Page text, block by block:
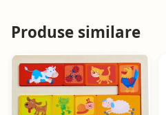
Produse similare